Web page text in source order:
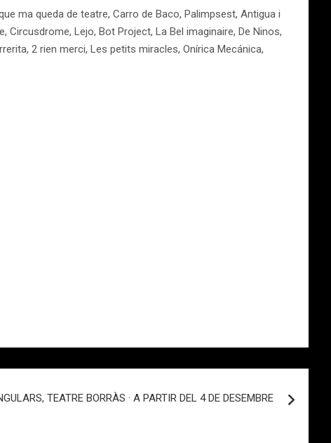
ma queda de teatre, Carro de Baco, Palimpsest, Antigua i
Lejo, Bot Project, La Bel imaginaire, De Ninos,
2 rien merci, Les petits miracles, Onírica Mecánica,
TEATRE BORRÀS · A PARTIR DEL 4 DE DESEMBRE